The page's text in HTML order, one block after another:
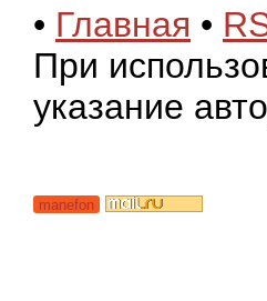
• Главная •
При
указание
manefon